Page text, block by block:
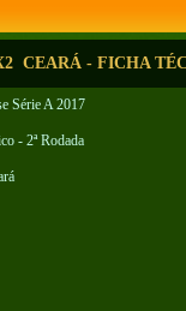
CEARÁ - FICHA
Série A 2017
- 2ª Rodada